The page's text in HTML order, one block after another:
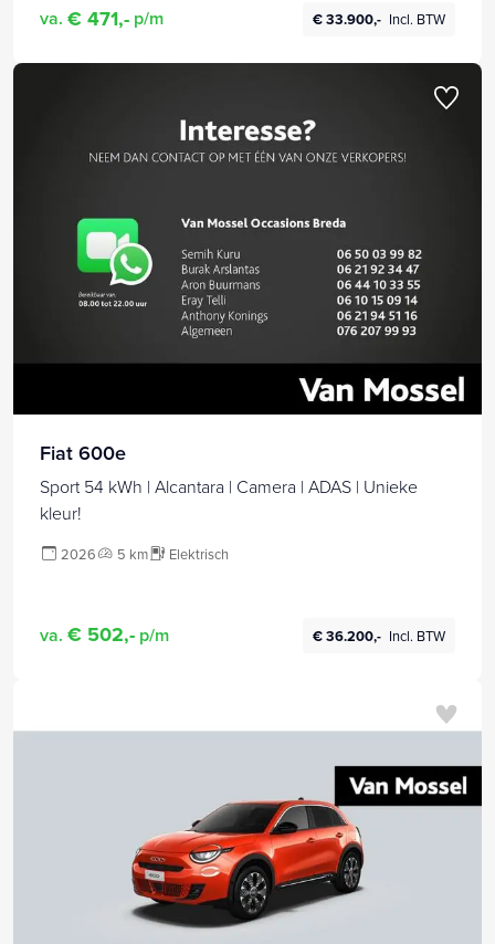
va. € 471,- p/m € 33.900,- Incl. BTW
Fiat 600e
Sport 54 kWh | Alcantara | Camera | ADAS | Unieke
kleur!
2026 5 km Elektrisch
va. € 502,- p/m € 36.200,- Incl. BTW